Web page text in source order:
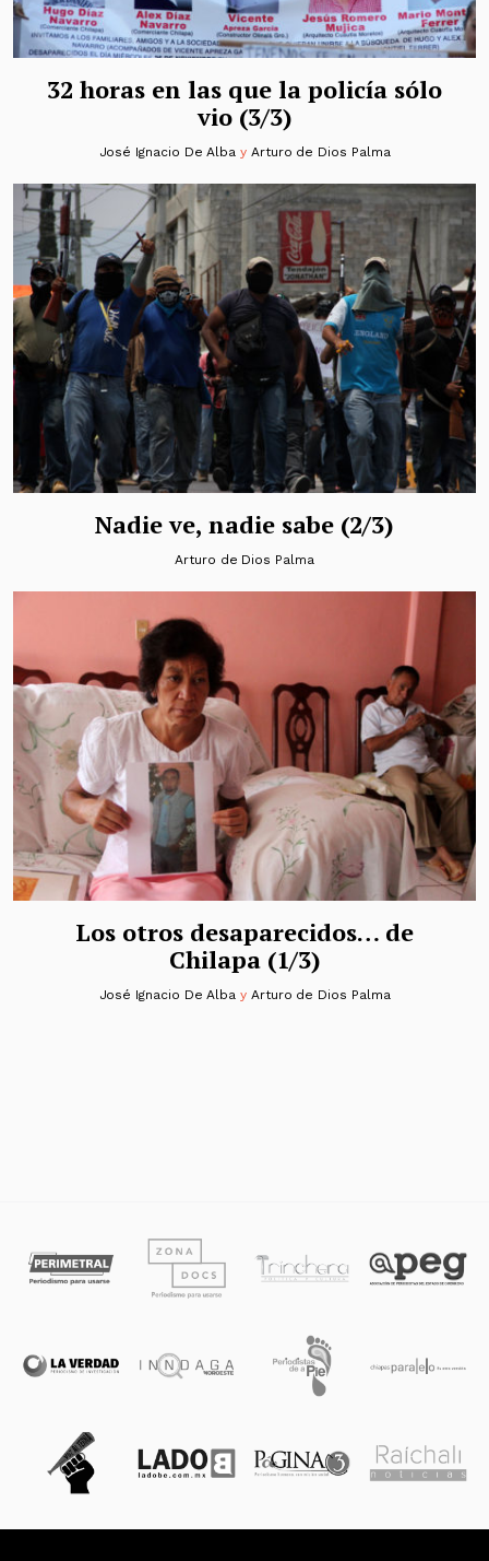
32 horas en las que la policía sólo
vio (3/3)
José Ignacio De Alba y Arturo de Dios Palma
Nadie ve, nadie sabe (2/3)
Arturo de Dios Palma
Los otros desaparecidos… de
Chilapa (1/3)
José Ignacio De Alba y Arturo de Dios Palma